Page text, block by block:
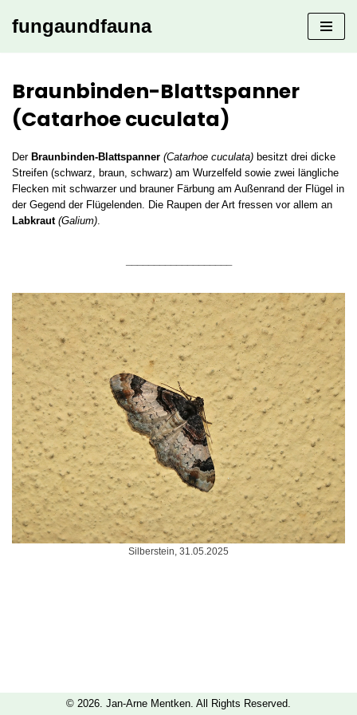
fungaundfauna
Braunbinden-Blattspanner
(Catarhoe cuculata)
Der Braunbinden-Blattspanner (Catarhoe cuculata) besitzt drei dicke
Streifen (schwarz, braun, schwarz) am Wurzelfeld sowie zwei längliche
Flecken mit schwarzer und brauner Färbung am Außenrand der Flügel in
der Gegend der Flügelenden. Die Raupen der Art fressen vor allem an
Labkraut (Galium).
Silberstein, 31.05.2025
© 2026. Jan-Arne Mentken. All Rights Reserved.